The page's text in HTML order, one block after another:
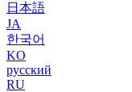
日本語
JA
한국어
KO
русский
RU